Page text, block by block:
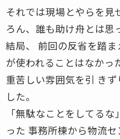
それでは現場とやらを見
ろん、誰も助け舟とは思
結局、 前回の反省を踏
が使われることはなかっ
重苦しい雰囲気を引 き
した。
「無駄なことをしてる
った 事務所棟から物流